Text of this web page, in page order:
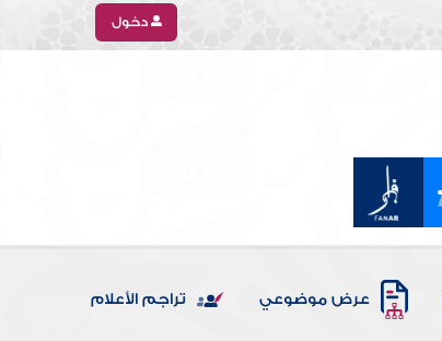
دخول
عرض موضوعي تراجم الأعلام